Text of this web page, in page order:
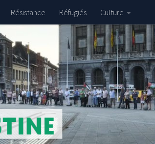
Résistance Réfugiés Culture